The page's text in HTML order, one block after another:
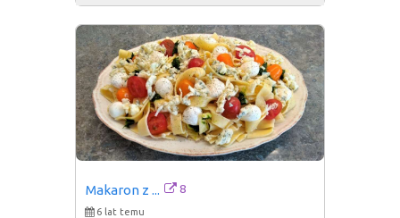
Makaron z ... 8
6 lat temu